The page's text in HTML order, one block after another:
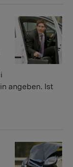
angeben. Ist